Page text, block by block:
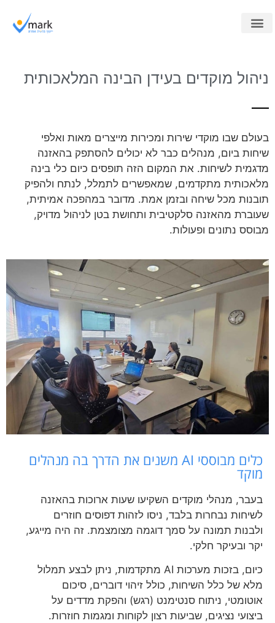
ניהול מוקדים בעידן הבינה המלאכותית
בעולם שבו מוקדי שירות ומכירות מייצרים מאות ואלפי
שיחות ביום, מנהלים כבר לא יכולים להסתפק בהאזנה
מדגמית לשיחות. את המקום הזה תופסים כיום כלי בינה
מלאכותית מתקדמים, שמאפשרים לתמלל, לנתח ולהפיק
תובנות מכל שיחה ובזמן אמת. מדובר במהפכה אמיתית,
שעוברת מהאזנה סלקטיבית ותחושת בטן לניהול מדויק,
מבוסס נתונים ופעולות.
כלים מבוססי AI משנים את הדרך בה מנהלים
מוקד
בעבר, מנהלי מוקדים השקיעו שעות ארוכות בהאזנה
לשיחות נבחרות בלבד, ניסו לזהות דפוסים חוזרים
ולבנות תמונה על סמך דוגמה מצומצמת. זה היה מייגע,
יקר ובעיקר חלקי.
כיום, בזכות מערכות AI מתקדמות, ניתן לבצע תמלול
מלא של כלל השיחות, כולל זיהוי דוברים, סיכום
אוטומטי, ניתוח סנטימנט (רגש) והפקת מדדים על
ביצועי נציגים, שביעות רצון לקוחות ומגמות חוזרות.